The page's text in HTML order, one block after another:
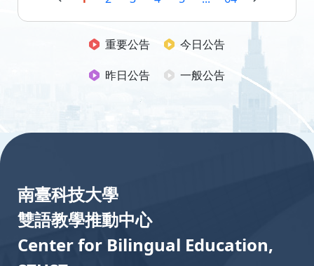
重要公告
今日公告
昨日公告
一般公告
南臺科技大學
雙語教學推動中心
Center for Bilingual Education,